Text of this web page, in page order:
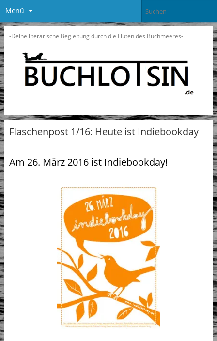
Menü
-Deine literarische Begleitung durch die Fluten des Buchmeeres-
Flaschenpost 1/16: Heute ist Indiebookday
Am 26. März 2016 ist Indiebookday!